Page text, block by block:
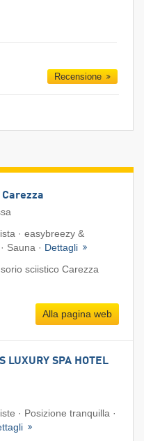
Recensione
· easybreezy &
Sauna · Dettagli
sciistico Carezza
Alla pagina web
LUXURY SPA HOTEL
· Posizione tranquilla ·